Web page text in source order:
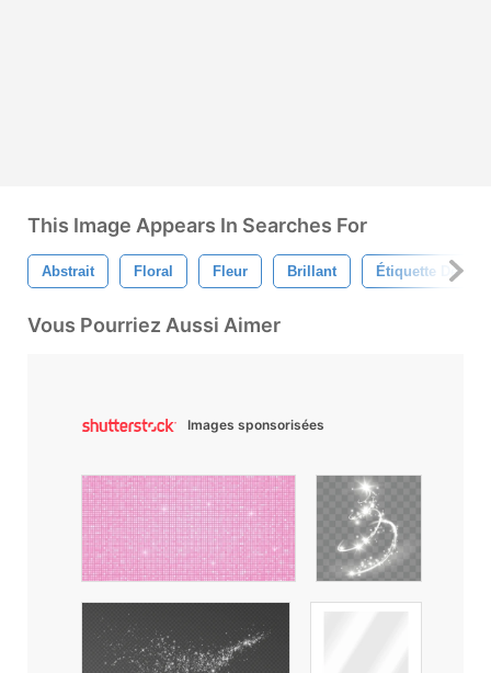
This Image Appears In Searches For
Abstrait Floral Fleur Brillant Étiquette De
Vous Pourriez Aussi Aimer
Images sponsorisées